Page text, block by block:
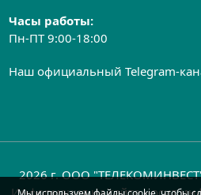
Часы работы:
Пн-ПТ 9:00-18:00
Наш официальный Telegram-
2026 г. ООО
Информация на сайте носит